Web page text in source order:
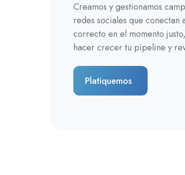
Creamos y gestionamos
redes sociales que
correcto en el momento
hacer crecer tu pipeline y
Platiquemos